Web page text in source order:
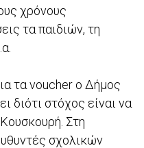
χρόνους
τα παιδιών, τη
τα voucher ο Δήμος
διότι στόχος είναι να
Στη
σχολικών